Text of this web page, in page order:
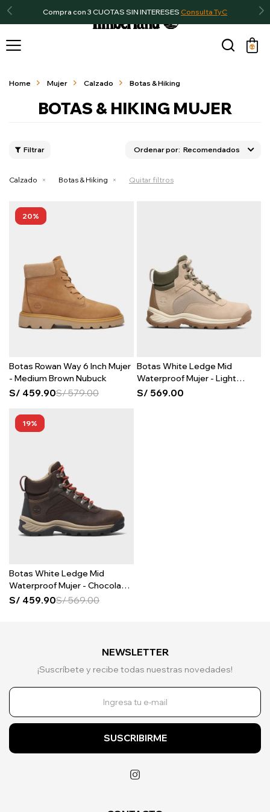
Compra con 3 CUOTAS SIN INTERESES Consulta TyC

Home Mujer Calzado Botas & Hiking
BOTAS & HIKING MUJER
Recomendados
Calzado Botas & Hiking Quitar filtros
20
Botas Rowan Way 6 Inch Mujer
- Medium Brown Nubuck
S/ 459.90S/579.00
Botas White Ledge Mid
Waterproof Mujer - Light
Beige Suede
S/ 569.00
19
Botas White Ledge Mid
Waterproof Mujer - Chocolate
Brown
S/ 459.90S/569.00
NEWSLETTER
¡Suscríbete y recibe todas nuestras novedades!
SUSCRIBIRME
